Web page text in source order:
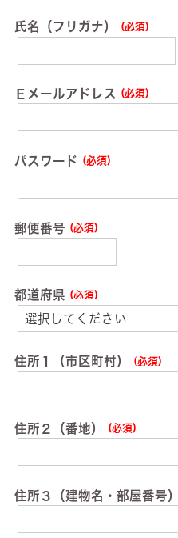
氏名（フリガナ）
Ｅメールアドレス
パスワード
郵便番号
都道府県
(必須)
住所１（市区町村）
住所２（番地）
住所３（建物名・部屋番号）